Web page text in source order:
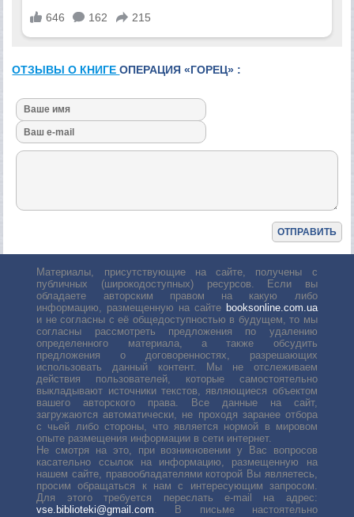
ОТЗЫВЫ О КНИГЕОПЕРАЦИЯ «ГОРЕЦ» :
Материалы, присутствующие на сайте, получены с
публичных (широкодоступных) ресурсов. Если вы
обладаете авторским правом на какую либо
информацию, размещенную на сайте booksonline.com.ua
и не согласны с её общедоступностью в будущем, то мы
согласны рассмотреть предложения по удалению
определенного материала, а также обсудить
предложения о договоренностях, разрешающих
использовать данный контент. Мы не отслеживаем
действия пользователей, которые самостоятельно
выкладывают источники текстов, являющиеся объектом
вашего авторского права. Все данные на сайт,
загружаются автоматически, не проходя заранее отбора
с чьей либо стороны, что является нормой в мировом
опыте размещения информации в сети интернет.
Не смотря на это, при возникновении у Вас вопросов
касательно ссылок на информацию, размещенную на
нашем сайте, правообладателями которой Вы являетесь,
просим обращаться к нам с интересующим запросом.
Для этого требуется переслать е-mail на адрес:
vse.biblioteki@gmail.com. В письме настоятельно